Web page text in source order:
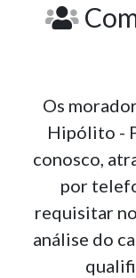
Os
Hipólito -
conosco,
por
requisitar
análise do